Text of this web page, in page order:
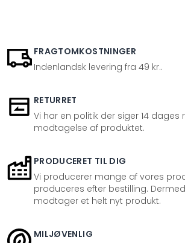
FRAGTOMKOSTNINGER
Indenlandsk levering fra 49 kr..
RETURRET
Vi har en politik der siger 14 dages
modtagelse af produktet.
PRODUCERET TIL DIG
Vi producerer mange af vores
produceres efter bestilling.
modtager et helt nyt produkt.
MILJØVENLIG